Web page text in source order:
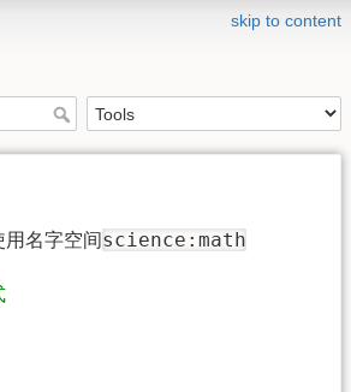
skip to content
名字空间science:math